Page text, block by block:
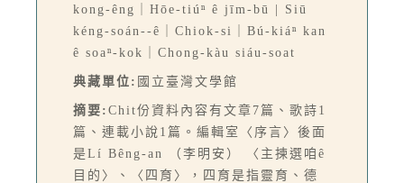
kong-êng｜Hōe-tiúⁿ ê jīm-bū | Siū
kéng-soán--ê｜Chiok-si｜Bú-kiáⁿ kan
ê soaⁿ-kok｜Chong-kàu siáu-soat
典藏單位: 國立臺灣文學館
摘要: Chit份資料內容有文章7篇、歌詩1
篇、連載小說1篇。編輯室〈序言〉後面
是Lí Bêng-an （李明安） 〈主揀選咱ê
目的〉、〈四育〉，四育是指靈育、德